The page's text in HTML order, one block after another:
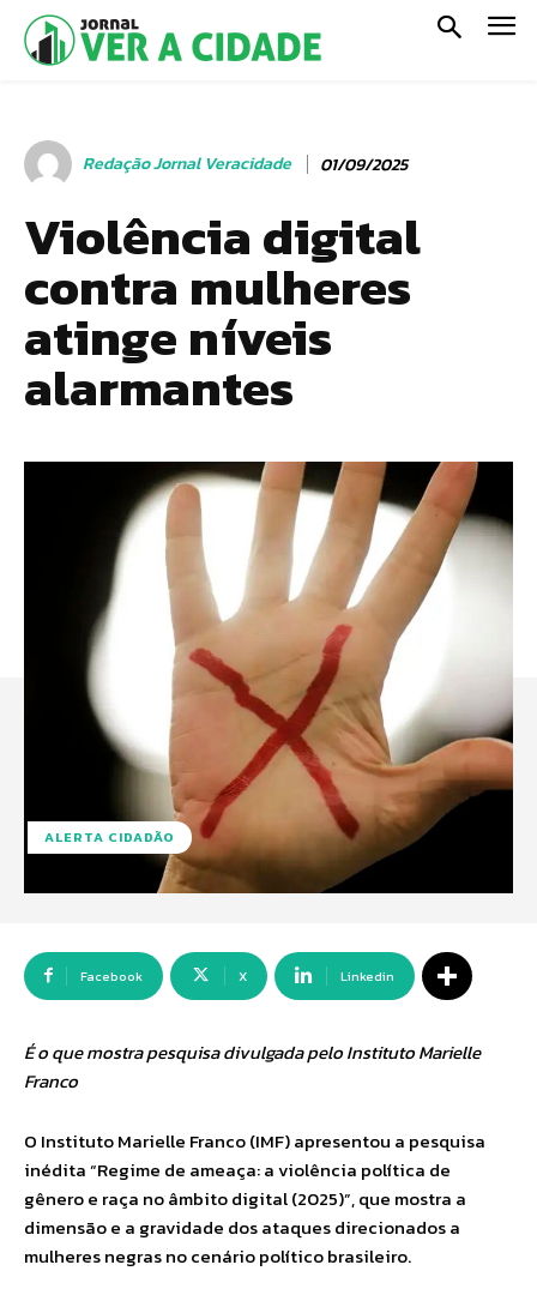
Redação Jornal Veracidade 01/09/2025
Violência digital
contra mulheres
atinge níveis
alarmantes
ALERTA CIDADÃO
Facebook X Linkedin
É o que mostra pesquisa divulgada pelo Instituto Marielle
Franco
O Instituto Marielle Franco (IMF) apresentou a pesquisa
inédita “Regime de ameaça: a violência política de
gênero e raça no âmbito digital (2025)”, que mostra a
dimensão e a gravidade dos ataques direcionados a
mulheres negras no cenário político brasileiro.